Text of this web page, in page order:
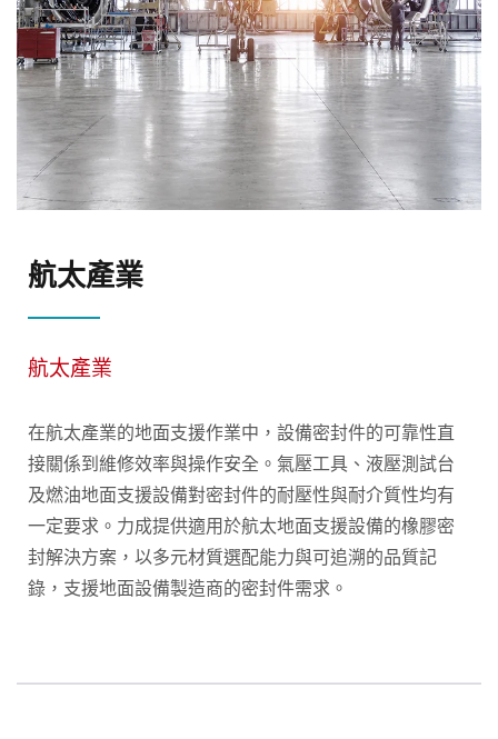
航太產業
航太產業
在航太產業的地面支援作業中，設備密封件的可靠性直
接關係到維修效率與操作安全。氣壓工具、液壓測試台
及燃油地面支援設備對密封件的耐壓性與耐介質性均有
一定要求。力成提供適用於航太地面支援設備的橡膠密
封解決方案，以多元材質選配能力與可追溯的品質記
錄，支援地面設備製造商的密封件需求。